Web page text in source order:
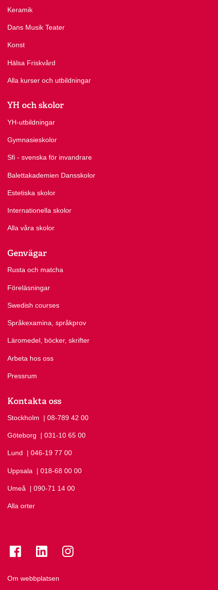
Keramik
Dans Musik Teater
Konst
Hälsa Friskvård
Alla kurser och utbildningar
YH och skolor
YH-utbildningar
Gymnasieskolor
Sfi - svenska för invandrare
Balettakademien Dansskolor
Estetiska skolor
Internationella skolor
Alla våra skolor
Genvägar
Rusta och matcha
Föreläsningar
Swedish courses
Språkexamina, språkprov
Läromedel, böcker, skrifter
Arbeta hos oss
Pressrum
Kontakta oss
Stockholm Ring Stockholm på
| 08-789 42 00
Göteborg Ring Göteborg på
| 031-10 65 00
Lund Ring Lund på
| 046-19 77 00
Uppsala Ring Uppsala på
| 018-68 00 00
Umeå Ring Umeå på
| 090-71 14 00
Alla orter
Om webbplatsen
Se folkuniversitetet på Facebook
Se folkuniversitetet på LinkedIn